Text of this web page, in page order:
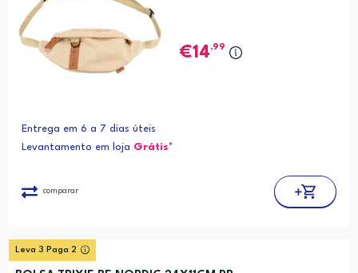
14,99
Entrega em 6 a 7 dias úteis
Levantamento em loja Grátis*
comparar
Leva 3 Paga 2